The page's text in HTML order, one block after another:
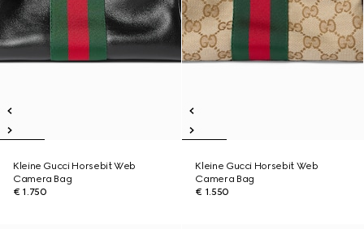
Kleine Gucci Horsebit Web
Camera Bag
€ 1.750
Kleine Gucci Horsebit Web
Camera Bag
€ 1.550